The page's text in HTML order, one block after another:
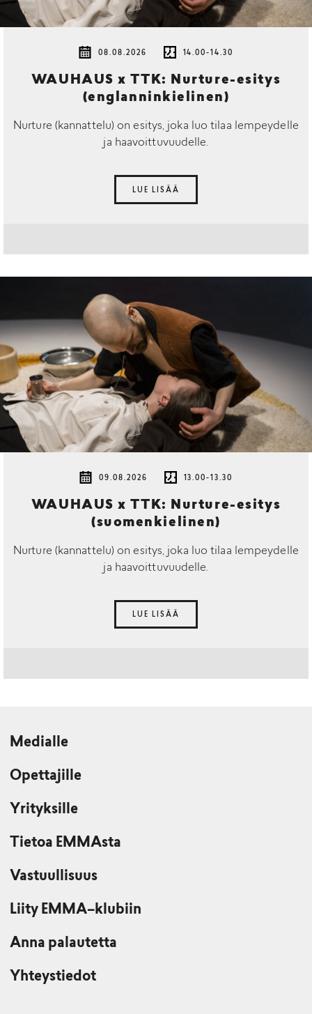
08.08.2026 14.00-14.30
WAUHAUS x TTK: Nurture-esitys
(englanninkielinen)
Nurture (kannattelu) on esitys, joka luo tilaa lempeydelle
ja haavoittuvuudelle.
LUE LISÄÄ
09.08.2026 13.00-13.30
WAUHAUS x TTK: Nurture-esitys
(suomenkielinen)
Nurture (kannattelu) on esitys, joka luo tilaa lempeydelle
ja haavoittuvuudelle.
LUE LISÄÄ
Medialle
Opettajille
Yrityksille
Tietoa EMMAsta
Vastuullisuus
Liity EMMA–klubiin
Anna palautetta
Yhteystiedot